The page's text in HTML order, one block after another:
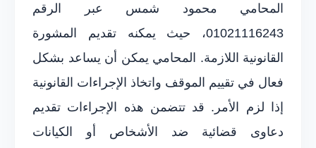
المحامي محمود شمس عبر الرقم
01021116243، حيث يمكنه تقديم المشورة
القانونية اللازمة. المحامي يمكن أن يساعد بشكل
فعال في تقييم الموقف واتخاذ الإجراءات القانونية
إذا لزم الأمر. قد تتضمن هذه الإجراءات تقديم
دعاوى قضائية ضد الأشخاص أو الكيانات